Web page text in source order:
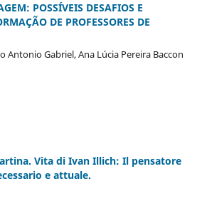
POSSÍVEIS DESAFIOS E
DE PROFESSORES DE
Antonio Gabriel, Ana Lúcia Pereira Baccon
Vita di Ivan Illich: Il pensatore
e attuale.